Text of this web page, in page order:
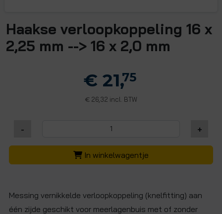
Haakse verloopkoppeling 16 x
2,25 mm --> 16 x 2,0 mm
€ 21,75
€ 26,32 incl. BTW
- +
In winkelwagentje
Messing vernikkelde verloopkoppeling (knelfitting) aan
één zijde geschikt voor meerlagenbuis met of zonder